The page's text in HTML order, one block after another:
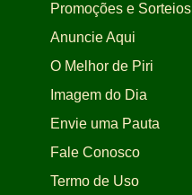
Promoções e Sorteios
Anuncie Aqui
O Melhor de Piri
Imagem do Dia
Envie uma Pauta
Fale Conosco
Termo de Uso